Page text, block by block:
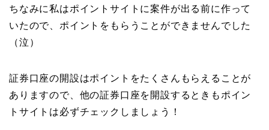
ちなみに私はポイントサイトに案件が出る前に作って
いたので、ポイントをもらうことができませんでした
（泣）
証券口座の開設はポイントをたくさんもらえることが
ありますので、他の証券口座を開設するときもポイン
トサイトは必ずチェックしましょう！